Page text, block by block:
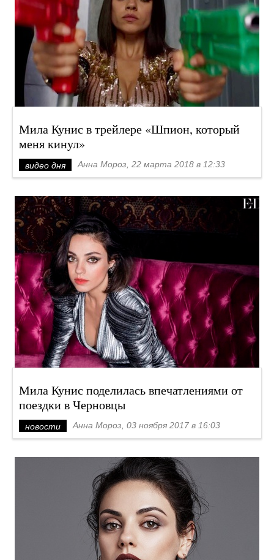
Мила Кунис в трейлере «Шпион, который
меня кинул»
видео дня Анна Мороз, 22 марта 2018 в 12:33
Мила Кунис поделилась впечатлениями от
поездки в Черновцы
новости Анна Мороз, 03 ноября 2017 в 16:03